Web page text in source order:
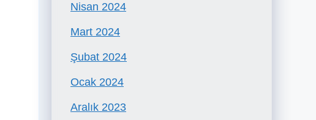
Nisan 2024
Mart 2024
Şubat 2024
Ocak 2024
Aralık 2023